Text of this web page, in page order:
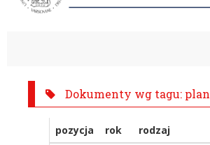
Dokumenty wg tagu: plan
pozycja rok rodzaj